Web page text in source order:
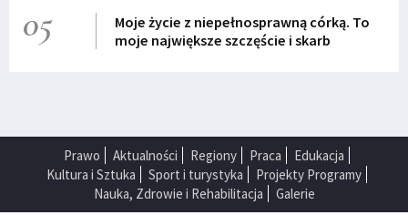
05
Moje życie z niepełnosprawną córką. To
moje największe szczęście i skarb
Prawo Aktualności Regiony Praca
Edukacja
Kultura i Sztuka
Sport i turystyka
Projekty Programy
Nauka, Zdrowie i Rehabilitacja
Galerie